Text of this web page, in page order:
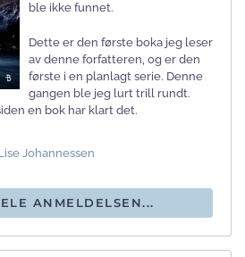
ble ikke funnet.
Dette er den første boka jeg leser
av denne forfatteren, og er den
første i en planlagt serie. Denne
gangen ble jeg lurt trill rundt.
en bok har klart det.
Johannessen
ANMELDELSEN...